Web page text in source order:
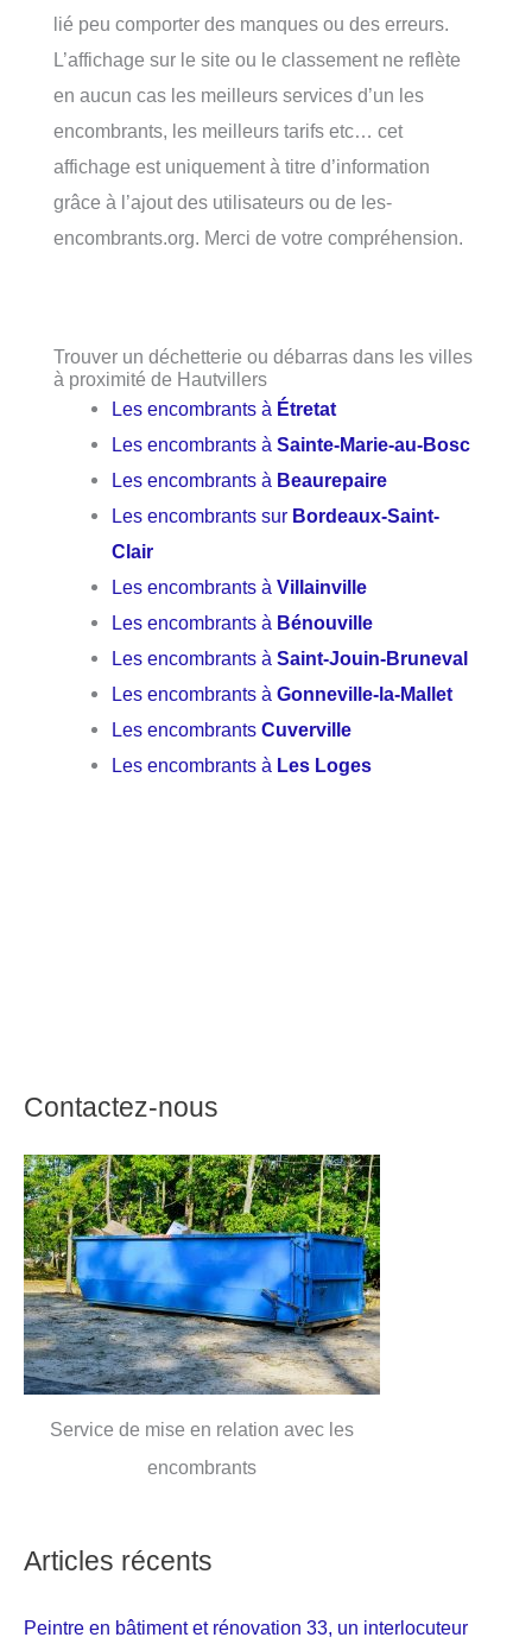
lié peu comporter des manques ou des erreurs.
L’affichage sur le site ou le classement ne reflète
en aucun cas les meilleurs services d’un les
encombrants, les meilleurs tarifs etc… cet
affichage est uniquement à titre d’information
grâce à l’ajout des utilisateurs ou de les-
encombrants.org. Merci de votre compréhension.
Trouver un déchetterie ou débarras dans les villes
à proximité de Hautvillers
Les encombrants à Étretat
Les encombrants àSainte-Marie-au-Bosc
Les encombrants à Beaurepaire
Les encombrants sur Bordeaux-Saint-
Clair
Les encombrants àVillainville
Les encombrants à Bénouville
Les encombrants àSaint-Jouin-Bruneval
Les encombrants àGonneville-la-Mallet
Les encombrantsCuverville
Les encombrants à Les Loges
Contactez-nous
Service de mise en relation avec les
encombrants
Articles récents
Peintre en bâtiment et rénovation 33, un interlocuteur